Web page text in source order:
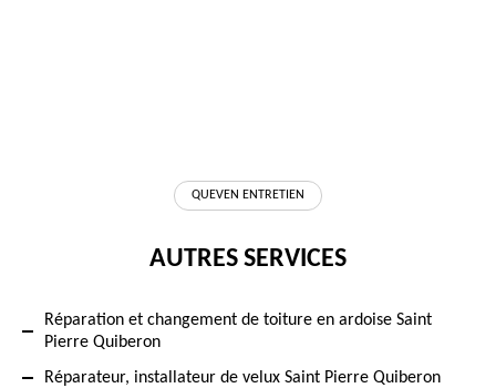
QUEVEN ENTRETIEN
AUTRES SERVICES
Réparation et changement de toiture en ardoise Saint
Pierre Quiberon
Réparateur, installateur de velux Saint Pierre Quiberon